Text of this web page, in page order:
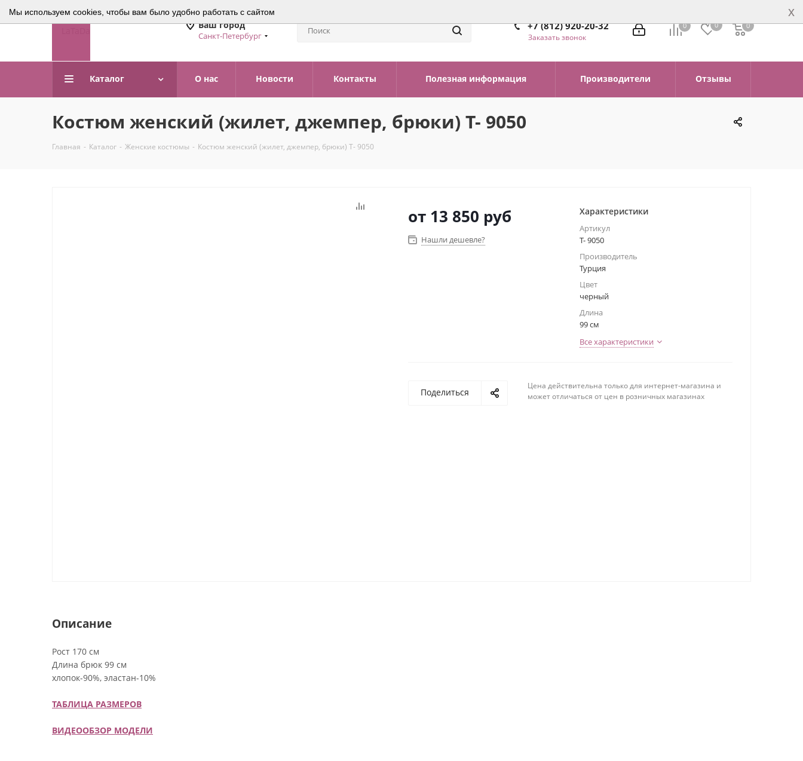
Мы используем cookies, чтобы вам было удобно работать с сайтом x
Ваш город
Санкт-Петербург
0 0 0
0
+7 (812) 920-20-32
Заказать звонок
Каталог О нас Новости Контакты Полезная информация Производители Отзывы
Костюм женский (жилет, джемпер, брюки) Т- 9050
Главная - Каталог - Женские костюмы - Костюм женский (жилет, джемпер, брюки) Т- 9050
от 13 850 руб
Нашли дешевле?
Характеристики
Артикул
Т- 9050
Производитель
Турция
Цвет
черный
Длина
99 см
Все характеристики
Поделиться
Цена действительна только для интернет-магазина и
может отличаться от цен в розничных магазинах
Описание
Рост 170 см
Длина брюк 99 см
хлопок-90%, эластан-10%
ТАБЛИЦА РАЗМЕРОВ
ВИДЕООБЗОР МОДЕЛИ